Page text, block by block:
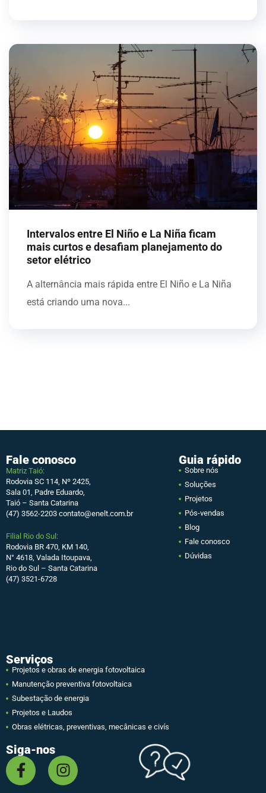
Intervalos entre El Niño e La Niña ficam
mais curtos e desafiam planejamento do
setor elétrico
A alternância mais rápida entre El Niño e La Niña
está criando uma nova...
Fale conosco
Matriz Taió:
Rodovia SC 114, Nº 2425,
Sala 01, Padre Eduardo,
Taió – Santa Catarina
(47) 3562-2203 contato@enelt.com.br
Filial Rio do Sul:
Rodovia BR 470, KM 140,
N° 4618, Valada Itoupava,
Rio do Sul – Santa Catarina
(47) 3521-6728
Guia rápido
Sobre nós
Soluções
Projetos
Pós-vendas
Blog
Fale conosco
Dúvidas
Serviços
Projetos e obras de energia fotovoltaica
Manutenção preventiva fotovoltaica
Subestação de energia
Projetos e Laudos
Obras elétricas, preventivas, mecânicas e civís
Siga-nos